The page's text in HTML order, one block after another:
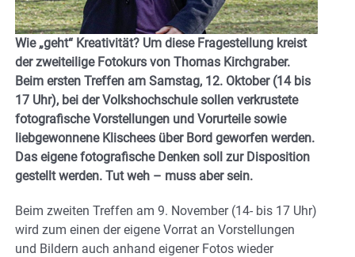
Wie „geht“ Kreativität? Um diese Fragestellung kreist
der zweiteilige Fotokurs von Thomas Kirchgraber.
Beim ersten Treffen am Samstag, 12. Oktober (14 bis
17 Uhr), bei der Volkshochschule sollen verkrustete
fotografische Vorstellungen und Vorurteile sowie
liebgewonnene Klischees über Bord geworfen werden.
Das eigene fotografische Denken soll zur Disposition
gestellt werden. Tut weh – muss aber sein.
Beim zweiten Treffen am 9. November (14- bis 17 Uhr)
wird zum einen der eigene Vorrat an Vorstellungen
und Bildern auch anhand eigener Fotos wieder